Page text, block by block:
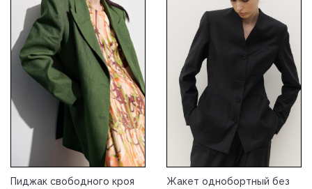
Пиджак свободного кроя
Жакет однобортный без